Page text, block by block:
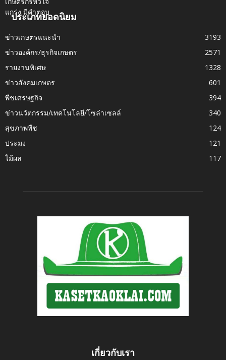
ประเภทยอดนิยม
ข่าวเกษตรแนะนำ
3193
ข่าวองค์กร/ธุรกิจเกษตร
2571
รายงานพิเศษ
1328
ข่าวสังคมเกษตร
601
พืชเศรษฐกิจ
394
ข่าวนวัตกรรม/เทคโนโลยี/โซล่าเซลล์
340
สุขภาพพืช
124
ประมง
121
ไม้ผล
117
เกี่ยวกับเรา